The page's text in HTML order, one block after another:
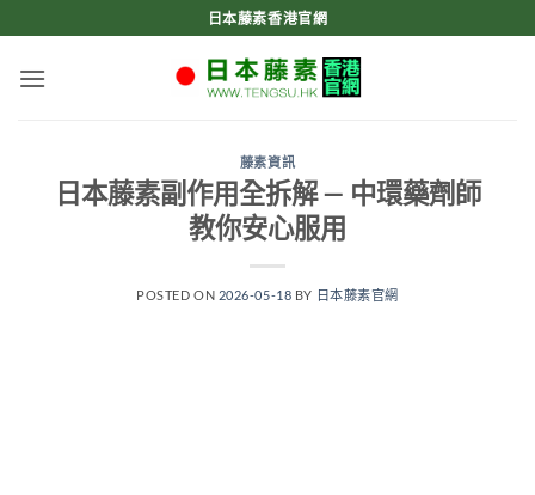
to
content
日本藤素香港官網
藤素資訊
日本藤素副作用全拆解 — 中環藥劑師
教你安心服用
POSTED ON 2026-05-18 BY 日本藤素官網